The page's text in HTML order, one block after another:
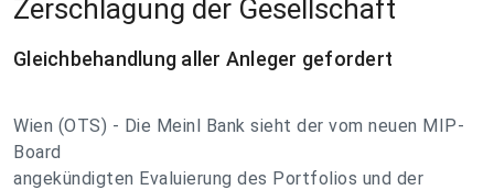
Zerschlagung der Gesellschaft
Gleichbehandlung aller Anleger gefordert
Wien (OTS) - Die Meinl Bank sieht der vom neuen MIP-
Board
angekündigten Evaluierung des Portfolios und der